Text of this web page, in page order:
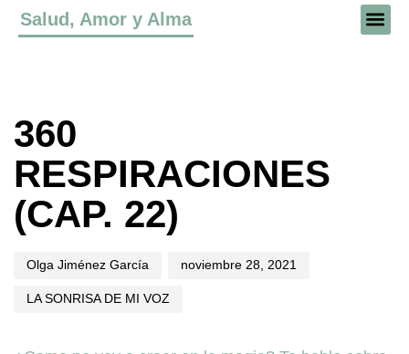
Salud, Amor y Alma
360
RESPIRACIONES
(CAP. 22)
Olga Jiménez García noviembre 28, 2021
LA SONRISA DE MI VOZ